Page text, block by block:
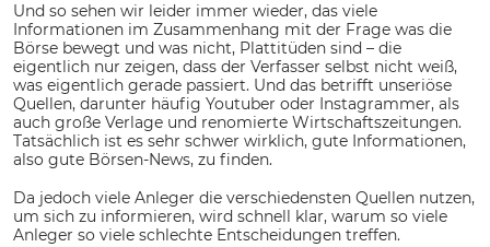
Und so sehen wir leider immer wieder, das viele
Informationen im Zusammenhang mit der Frage was die
Börse bewegt und was nicht, Plattitüden sind – die
eigentlich nur zeigen, dass der Verfasser selbst nicht weiß,
was eigentlich gerade passiert. Und das betrifft unseriöse
Quellen, darunter häufig Youtuber oder Instagrammer, als
auch große Verlage und renomierte Wirtschaftszeitungen.
Tatsächlich ist es sehr schwer wirklich, gute Informationen,
also gute Börsen-News, zu finden.
Da jedoch viele Anleger die verschiedensten Quellen nutzen,
um sich zu informieren, wird schnell klar, warum so viele
Anleger so viele schlechte Entscheidungen treffen.